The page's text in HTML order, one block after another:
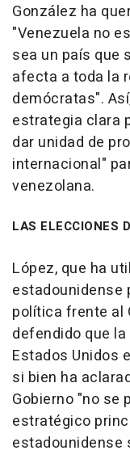
González ha
"Venezuela no
sea un país que
afecta a toda la
demócratas".
estrategia clara
dar unidad de
internacional"
venezolana.
LAS ELECCIONES
López, que ha
estadounidense
política frente al
defendido que
Estados Unidos
si bien ha
Gobierno "no se
estratégico
estadounidense